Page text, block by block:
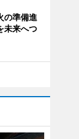
の準備進
来へつ